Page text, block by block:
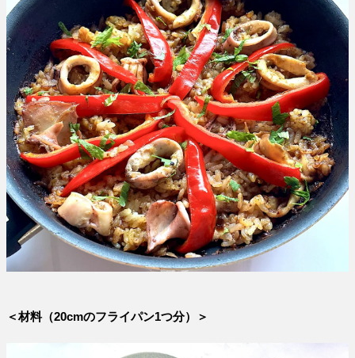
＜材料（20cmのフライパン1つ分）＞